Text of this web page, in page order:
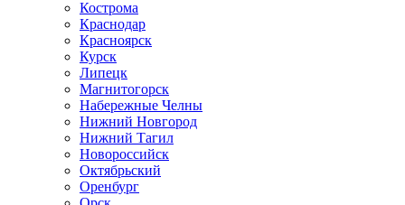
Кострома
Краснодар
Красноярск
Курск
Липецк
Магнитогорск
Набережные Челны
Нижний Новгород
Нижний Тагил
Новороссийск
Октябрьский
Оренбург